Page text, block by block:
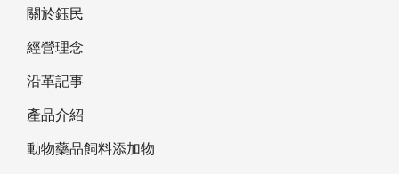
關於鈺民
經營理念
沿革記事
產品介紹
動物藥品飼料添加物